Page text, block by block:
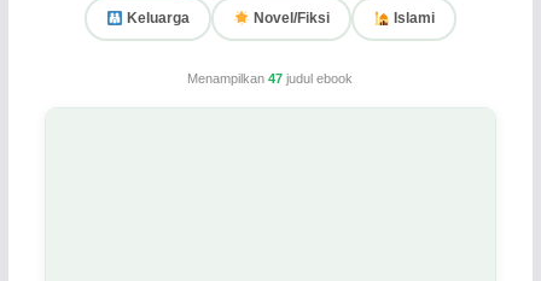
Keluarga Novel/Fiksi Islami
Menampilkan47 judul ebook